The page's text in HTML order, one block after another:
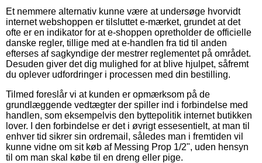
Et nemmere alternativ kunne være at undersøge hvorvidt
internet webshoppen er tilsluttet e-mærket, grundet at det
ofte er en indikator for at e-shoppen opretholder de officielle
danske regler, tillige med at e-handlen fra tid til anden
efterses af sagkyndige der mestrer reglementet på området.
Desuden giver det dig mulighed for at blive hjulpet, såfremt
du oplever udfordringer i processen med din bestilling.
Tilmed foreslår vi at kunden er opmærksom på de
grundlæggende vedtægter der spiller ind i forbindelse med
handlen, som eksempelvis den byttepolitik internet butikken
lover. I den forbindelse er det i øvrigt essesentielt, at man til
enhver tid sikrer sin ordremail, således man i fremtiden vil
kunne vidne om sit køb af Messing Prop 1/2", uden hensyn
til om man skal købe til en dreng eller pige.